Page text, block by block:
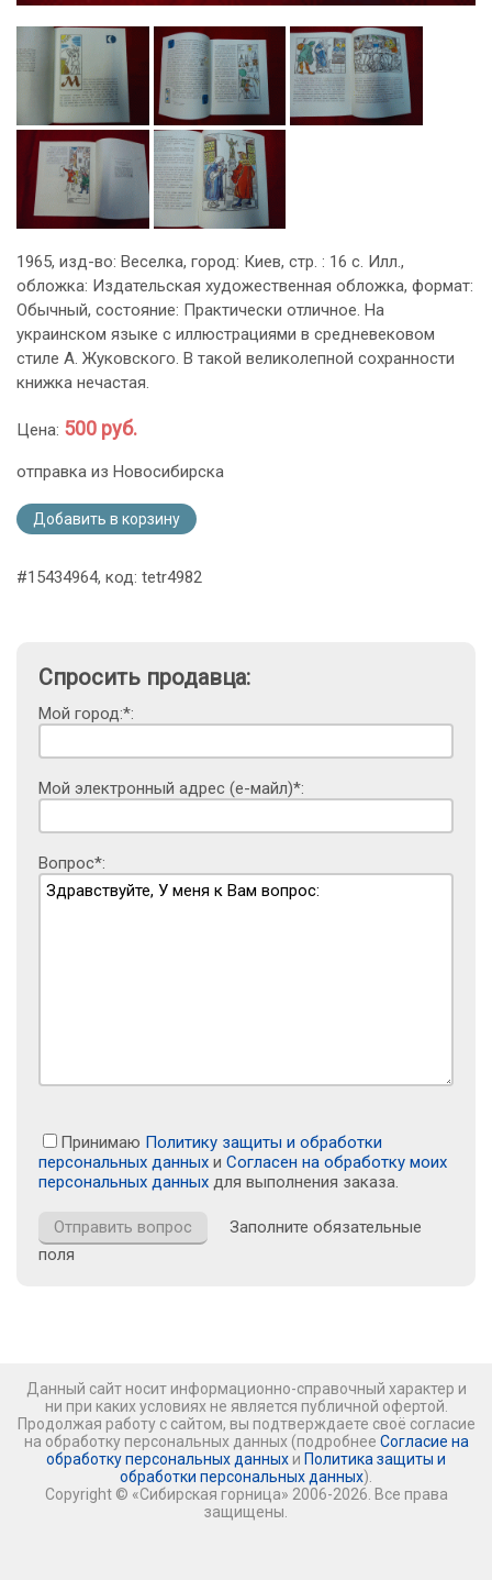
1965, изд-во: Веселка, город: Киев, стр. : 16 с. Илл.,
обложка: Издательская художественная обложка, формат:
Обычный, состояние: Практически отличное. На
украинском языке с иллюстрациями в средневековом
стиле А. Жуковского. В такой великолепной сохранности
книжка нечастая.
Цена: 500 руб.
отправка из Новосибирска
Добавить в корзину
#15434964, код: tetr4982
Спросить продавца:
Мой город:*:
Мой электронный адрес (е-майл)*:
Вопрос*:
Принимаю Политику защиты и обработки
персональных данных и Согласен на обработку моих
персональных данных для выполнения заказа.
Заполните обязательные
поля
Данный сайт носит информационно-справочный характер и
ни при каких условиях не является публичной офертой.
Продолжая работу с сайтом, вы подтверждаете своё согласие
на обработку персональных данных (подробнее Согласие на
обработку персональных данных и Политика защиты и
обработки персональных данных).
Copyright © «Сибирская горница» 2006-2026. Все права
защищены.